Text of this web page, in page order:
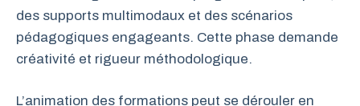
des supports multimodaux et des scénarios
pédagogiques engageants. Cette phase demande
créativité et rigueur méthodologique.
L’animation des formations peut se dérouler en